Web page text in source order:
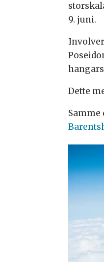
9. juni.
Dette
Samme